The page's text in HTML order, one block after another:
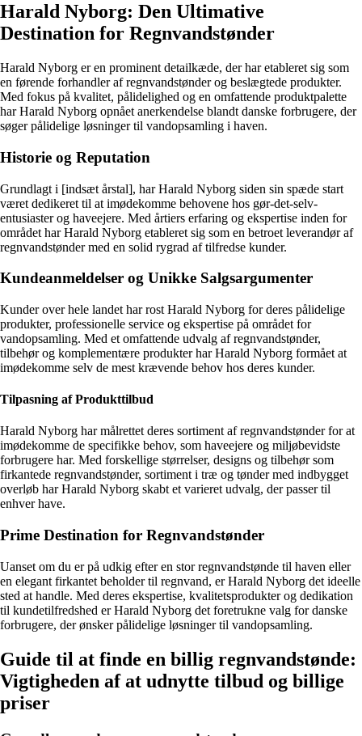
Harald Nyborg: Den Ultimative
Destination for Regnvandstønder
Harald Nyborg er en prominent detailkæde, der har etableret sig som
en førende forhandler af regnvandstønder og beslægtede produkter.
Med fokus på kvalitet, pålidelighed og en omfattende produktpalette
har Harald Nyborg opnået anerkendelse blandt danske forbrugere, der
søger pålidelige løsninger til vandopsamling i haven.
Historie og Reputation
Grundlagt i [indsæt årstal], har Harald Nyborg siden sin spæde start
været dedikeret til at imødekomme behovene hos gør-det-selv-
entusiaster og haveejere. Med årtiers erfaring og ekspertise inden for
området har Harald Nyborg etableret sig som en betroet leverandør af
regnvandstønder med en solid rygrad af tilfredse kunder.
Kundeanmeldelser og Unikke Salgsargumenter
Kunder over hele landet har rost Harald Nyborg for deres pålidelige
produkter, professionelle service og ekspertise på området for
vandopsamling. Med et omfattende udvalg af regnvandstønder,
tilbehør og komplementære produkter har Harald Nyborg formået at
imødekomme selv de mest krævende behov hos deres kunder.
Tilpasning af Produkttilbud
Harald Nyborg har målrettet deres sortiment af regnvandstønder for at
imødekomme de specifikke behov, som haveejere og miljøbevidste
forbrugere har. Med forskellige størrelser, designs og tilbehør som
firkantede regnvandstønder, sortiment i træ og tønder med indbygget
overløb har Harald Nyborg skabt et varieret udvalg, der passer til
enhver have.
Prime Destination for Regnvandstønder
Uanset om du er på udkig efter en stor regnvandstønde til haven eller
en elegant firkantet beholder til regnvand, er Harald Nyborg det ideelle
sted at handle. Med deres ekspertise, kvalitetsprodukter og dedikation
til kundetilfredshed er Harald Nyborg det foretrukne valg for danske
forbrugere, der ønsker pålidelige løsninger til vandopsamling.
Guide til at finde en billig regnvandstønde:
Vigtigheden af at udnytte tilbud og billige
priser